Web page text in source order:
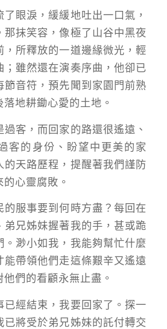
眼淚，緩緩地吐出一口氣，
那抹笑容，像極了山谷中黑夜
，所釋放的一道邊緣微光，輕
；雖然還在演奏序曲，他卻已
節音符，預先聞到家園門前熟
地耕鋤心愛的土地。
客，而回家的路還很遙遠、
客的身份、盼望中更美的家
的天路歷程，提醒著我們謹防
心靈腐敗。
的服事要到何時方盡？每回在
弟兄姊妹握著我的手，甚或跪
。渺小如我，我能夠幫忙什麼
能帶領他們走這條艱辛又遙遠
們的看顧永無止盡。
已經結束，我要回家了。探一
已將受於弟兄姊妹的託付轉交